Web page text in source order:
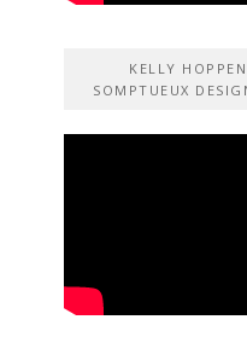
KELLY
SOMPTUEUX